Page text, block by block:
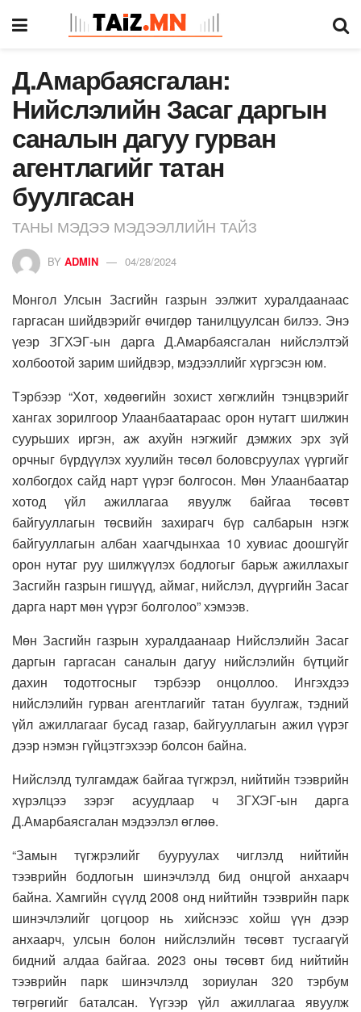
Д.Амарбаясгалан:
Нийслэлийн Засаг даргын
саналын дагуу гурван
агентлагийг татан
буулгасан
ТАНЫ МЭДЭЭ МЭДЭЭЛЛИЙН ТАЙЗ
BY ADMIN 04/28/2024
Монгол Улсын Засгийн газрын ээлжит хуралдаанаас
гаргасан шийдвэрийг өчигдөр танилцуулсан билээ. Энэ
үеэр ЗГХЭГ-ын дарга Д.Амарбаясгалан нийслэлтэй
холбоотой зарим шийдвэр, мэдээллийг хүргэсэн юм.
Тэрбээр “Хот, хөдөөгийн зохист хөгжлийн тэнцвэрийг
хангах зорилгоор Улаанбаатараас орон нутагт шилжин
суурьших иргэн, аж ахуйн нэгжийг дэмжих эрх зүй
орчныг бүрдүүлэх хуулийн төсөл боловсруулах үүргийг
холбогдох сайд нарт үүрэг болгосон. Мөн Улаанбаатар
хотод үйл ажиллагаа явуулж байгаа төсөвт
байгууллагын төсвийн захирагч бүр салбарын нэгж
байгууллагын албан хаагчдынхаа 10 хувиас доошгүйг
орон нутаг руу шилжүүлэх бодлогыг барьж ажиллахыг
Засгийн газрын гишүүд, аймаг, нийслэл, дүүргийн Засаг
дарга нарт мөн үүрэг болголоо” хэмээв.
Мөн Засгийн газрын хуралдаанаар Нийслэлийн Засаг
даргын гаргасан саналын дагуу нийслэлийн бүтцийг
дахин тодотгосныг тэрбээр онцоллоо. Ингэхдээ
нийслэлийн гурван агентлагийг татан буулгаж, тэдний
үйл ажиллагааг бусад газар, байгууллагын ажил үүрэг
дээр нэмэн гүйцэтгэхээр болсон байна.
Нийслэлд тулгамдаж байгаа түгжрэл, нийтийн тээврийн
хүрэлцээ зэрэг асуудлаар ч ЗГХЭГ-ын дарга
Д.Амарбаясгалан мэдээлэл өглөө.
“Замын түгжрэлийг бууруулах чиглэлд нийтийн
тээврийн бодлогын шинэчлэлд бид онцгой анхаарч
байна. Хамгийн сүүлд 2008 онд нийтийн тээврийн парк
шинэчлэлийг цогцоор нь хийснээс хойш үүн дээр
анхаарч, улсын болон нийслэлийн төсөвт тусгаагүй
бидний алдаа байгаа. 2023 оны төсөвт бид нийтийн
тээврийн парк шинэчлэлд зориулан 320 тэрбум
төгрөгийг баталсан. Үүгээр үйл ажиллагаа явуулж